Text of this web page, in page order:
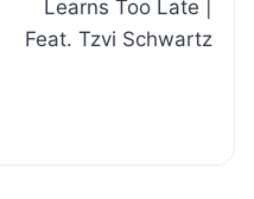
Learns Too Late |
Feat. Tzvi Schwartz